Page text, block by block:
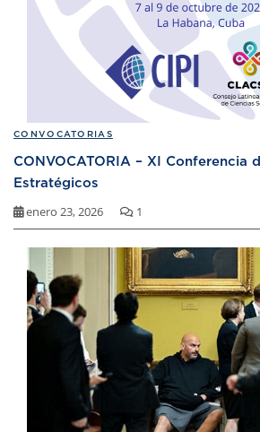
CONVOCATORIAS
CONVOCATORIA – XI Conferencia
Estratégicos
enero 23, 2026 1